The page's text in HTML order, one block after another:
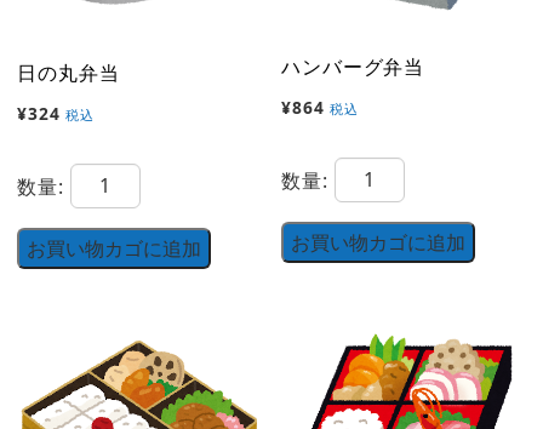
日の丸弁当
¥324 税込
数量:
の
丸
お買い物カゴに追加
ハンバーグ弁当
¥864 税込
数量:
ン
バ
弁
当
個
お買い物カゴに追加